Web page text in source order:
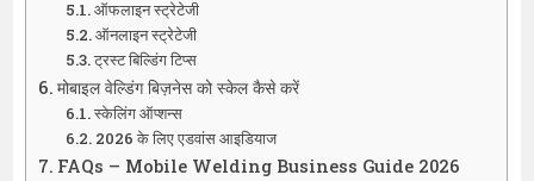
ऑफलाइन स्ट्रेटेजी
ऑनलाइन स्ट्रेटेजी
ट्रस्ट बिल्डिंग टिप्स
मोबाइल वेल्डिंग बिज़नेस को स्केल कैसे करें
स्केलिंग ऑप्शन्स
2026 के लिए एडवांस आइडियाज
FAQs – Mobile Welding Business Guide 2026